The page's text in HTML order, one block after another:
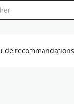
de recommandations